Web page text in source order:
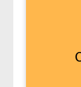
Royal Canin
Royal Canin
Royal Canin